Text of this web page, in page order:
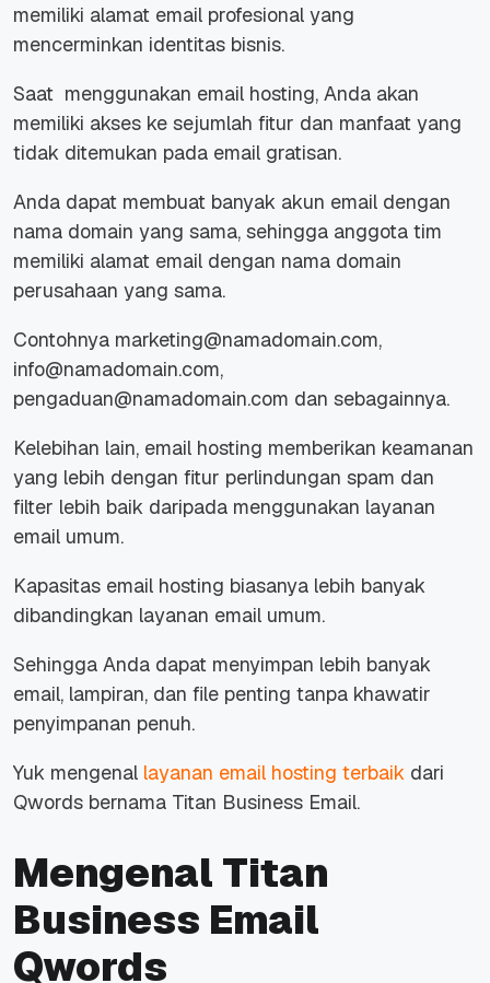
memiliki alamat email profesional yang
mencerminkan identitas bisnis.
Saat menggunakan email hosting, Anda akan
memiliki akses ke sejumlah fitur dan manfaat yang
tidak ditemukan pada email gratisan.
Anda dapat membuat banyak akun email dengan
nama domain yang sama, sehingga anggota tim
memiliki alamat email dengan nama domain
perusahaan yang sama.
Contohnya marketing@namadomain.com,
info@namadomain.com,
pengaduan@namadomain.com dan sebagainnya.
Kelebihan lain, email hosting memberikan keamanan
yang lebih dengan fitur perlindungan spam dan
filter lebih baik daripada menggunakan layanan
email umum.
Kapasitas email hosting biasanya lebih banyak
dibandingkan layanan email umum.
Sehingga Anda dapat menyimpan lebih banyak
email, lampiran, dan file penting tanpa khawatir
penyimpanan penuh.
Yuk mengenal layanan email hosting terbaik dari
Qwords bernama Titan Business Email.
Mengenal Titan
Business Email
Qwords